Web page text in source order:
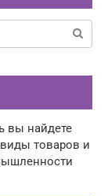
вы найдете
товаров и